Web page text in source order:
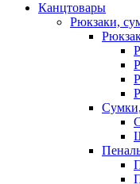
Канцтовары
Рюкзаки,